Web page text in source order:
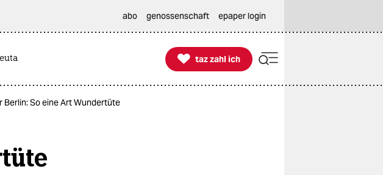
abo genossenschaft epaper login

taz zahl ich
taz zahl ich
Berlin: So eine Art Wundertüte